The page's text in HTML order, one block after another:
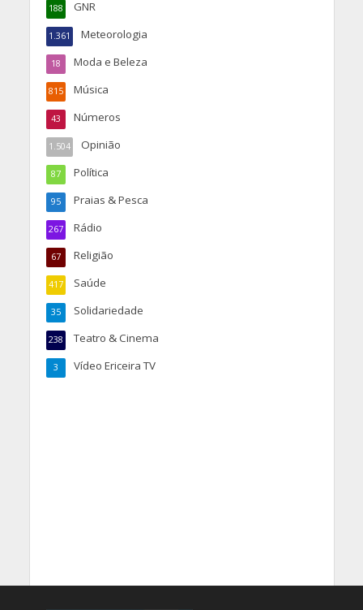
GNR
188
Meteorologia
1.361
Moda e Beleza
18
Música
815
Números
43
Opinião
1.504
Política
87
Praias & Pesca
95
Rádio
267
Religião
67
Saúde
417
Solidariedade
35
Teatro & Cinema
238
Vídeo Ericeira TV
3